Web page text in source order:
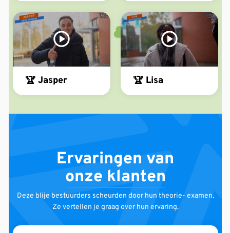
🏆 Jasper 🏆 Lisa
Ervaringen van
onze klanten
Deze blije bestuurders scheurden door hun theorie- examen.
Ze vertellen je graag over hun ervaring.